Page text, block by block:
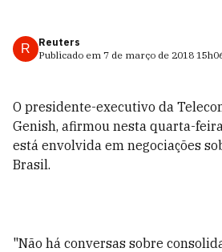
R
Reuters
Publicado em 7 de março de 2018
O presidente-executivo da
Genish, afirmou nesta quarta-
está envolvida em negociações
Brasil.
"Não há conversas sobre